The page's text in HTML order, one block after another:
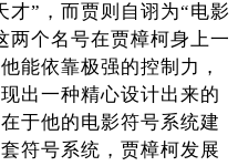
才”，而贾则自诩为“电影
两个名号在贾樟柯身上一
能依靠极强的控制力，
出一种精心设计出来的
于他的电影符号系统建
符号系统，贾樟柯发展